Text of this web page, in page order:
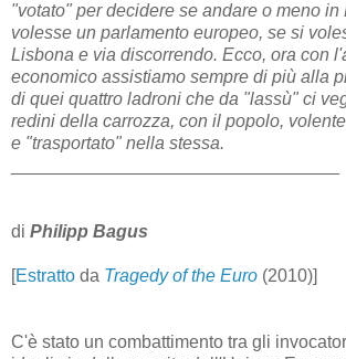
"votato" per decidere se andare o meno in
volesse un parlamento europeo, se si
Lisbona e via discorrendo. Ecco, ora con
economico assistiamo sempre di più alla
di quei quattro ladroni che da "lassù" ci
redini della carrozza, con il popolo,
e "trasportato" nella stessa.
di Philipp Bagus
[Estratto da Tragedy of the Euro (2010)]
C'è stato un combattimento tra gli